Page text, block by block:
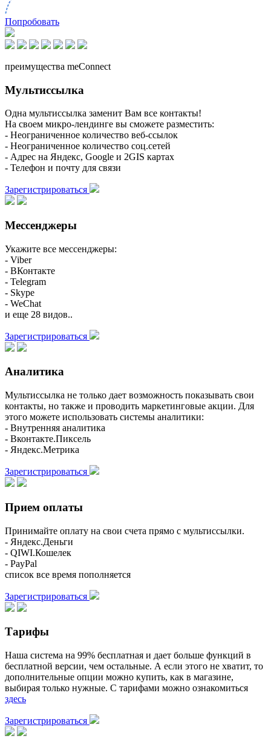
Попробовать
преимущества meConnect
Мультиссылка
Одна мультиссылка заменит Вам все контакты!
На своем микро-лендинге вы сможете разместить:
- Неограниченное количество веб-ссылок
- Неограниченное количество соц.сетей
- Адрес на Яндекс, Google и 2GIS картах
- Телефон и почту для связи
Зарегистрироваться
Мессенджеры
Укажите все мессенджеры:
- Viber
- ВКонтакте
- Telegram
- Skype
- WeChat
и еще 28 видов..
Зарегистрироваться
Аналитика
Мультиссылка не только дает возможность показывать свои
контакты, но также и проводить маркетинговые акции. Для
этого можете использовать системы аналитики:
- Внутренняя аналитика
- Вконтакте.Пиксель
- Яндекс.Метрика
Зарегистрироваться
Прием оплаты
Принимайте оплату на свои счета прямо с мультиссылки.
- Яндекс.Деньги
- QIWI.Кошелек
- PayPal
список все время пополняется
Зарегистрироваться
Тарифы
Наша система на 99% бесплатная и дает больше функций в
бесплатной версии, чем остальные. А если этого не хватит, то
дополнительные опции можно купить, как в магазине,
выбирая только нужные. С тарифами можно ознакомиться
здесь
Зарегистрироваться